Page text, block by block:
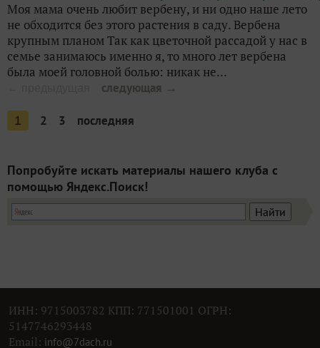
Моя мама очень любит вербену, и ни одно наше лето
не обходится без этого растения в саду. Вербена
крупным планом Так как цветочной рассадой у нас в
семье занимаюсь именно я, то много лет вербена
была моей головной болью: никак не...
следующая →
1 2 3 последняя
Попробуйте искать материалы нашего клуба с
помощью Яндекс.Поиск!
ИНН: 9715003782 КПП: 771501001 ОГРН:
5147746293448
Email: info@7dach.ru